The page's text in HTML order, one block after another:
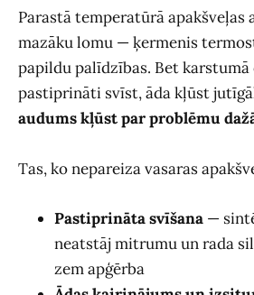
Parastā temperatūrā apakšveļas
mazāku lomu — ķermenis
papildu palīdzības. Bet karstumā
pastiprināti svīst, āda kļūst
audums kļūst par problēmu
Tas, ko nepareiza vasaras
Pastiprināta svīšana —
neatstāj mitrumu un rada
zem apģērba